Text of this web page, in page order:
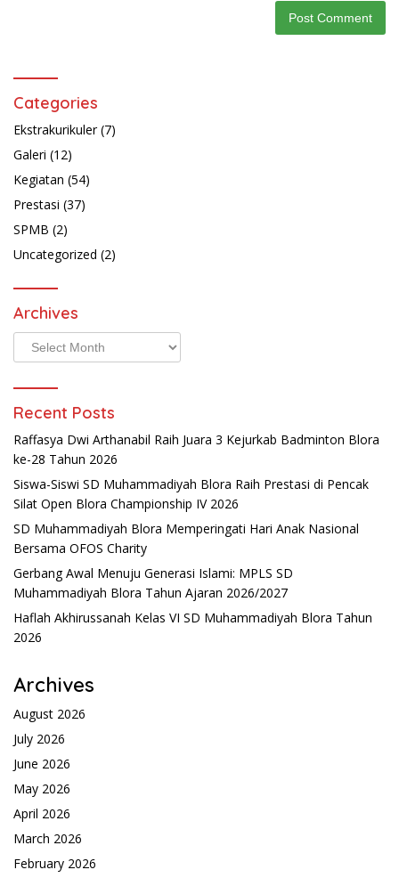
Categories
Ekstrakurikuler(7)
Galeri (12)
Kegiatan (54)
Prestasi (37)
SPMB (2)
Uncategorized (2)
Archives
Archives
Recent Posts
Raffasya Dwi Arthanabil Raih Juara 3 Kejurkab Badminton Blora
ke-28 Tahun 2026
Siswa-Siswi SD Muhammadiyah Blora Raih Prestasi di Pencak
Silat Open Blora Championship IV 2026
SD Muhammadiyah Blora Memperingati Hari Anak Nasional
Bersama OFOS Charity
Gerbang Awal Menuju Generasi Islami: MPLS SD
Muhammadiyah Blora Tahun Ajaran 2026/2027
Haflah Akhirussanah Kelas VI SD Muhammadiyah Blora Tahun
2026
Archives
August 2026
July 2026
June 2026
May 2026
April 2026
March 2026
February 2026